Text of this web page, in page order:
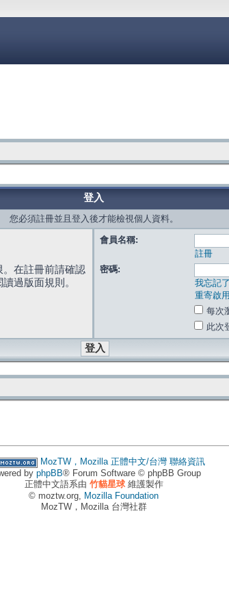
登入
您必須註冊並且登入後才能檢視個人資料。
在註冊前請確認
過版面規則。
會員名稱:
註冊
密碼:
我忘記
重寄啟
每次
此次
MozTW，Mozilla 正體中文/台灣 聯絡資訊
by phpBB® Forum Software © phpBB Group
正體中文語系由 竹貓星球維護製作
© moztw.org, Mozilla Foundation
MozTW，Mozilla 台灣社群